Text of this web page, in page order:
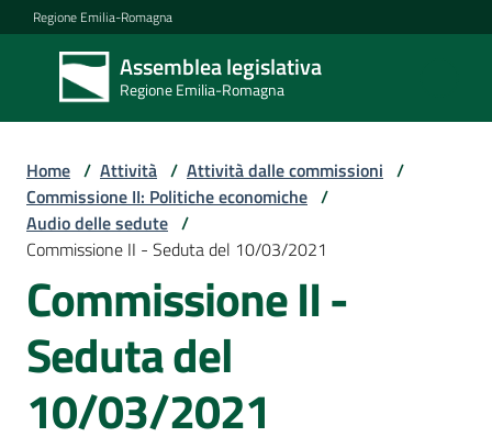
Vai al contenuto
Vai alla navigazione
Vai al footer
Regione Emilia-Romagna
Assemblea legislativa
Regione Emilia-Romagna
Assemblea
legislativa
Regione Emilia-
Assemblea
Attività
Argomenti
Home / Attività / Attività dalle commissioni /
Commissione II: Politiche economiche /
Audio delle sedute /
Commissione II - Seduta del 10/03/2021
Commissione II -
Seduta del
10/03/2021